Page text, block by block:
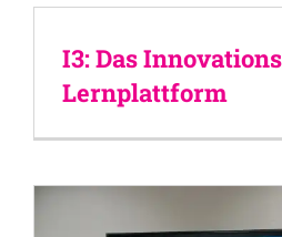
I3: Das
Lernplattform